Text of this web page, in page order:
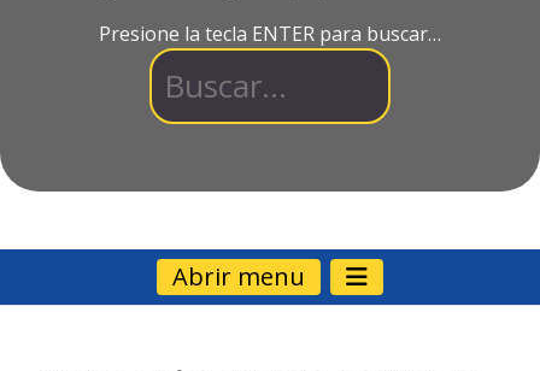
Presione la tecla ENTER para buscar…
Abrir menu